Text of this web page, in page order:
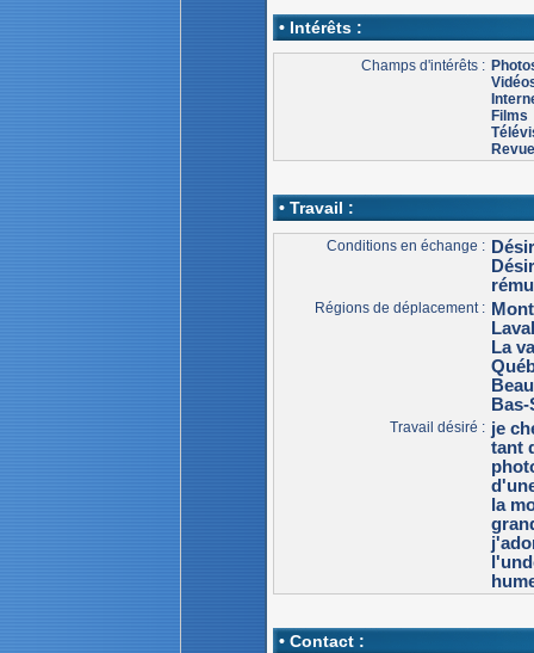
• Intérêts :
Champs d'intérêts :
Films
• Travail :
Conditions en échange :
Régions de déplacement :
La
Travail désiré : je
tant
la
• Contact :